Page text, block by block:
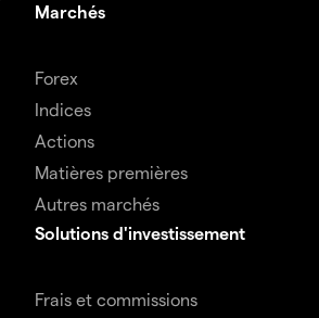
Marchés
Forex
Indices
Actions
Matières premières
Autres marchés
Solutions d'investissement
Frais et commissions